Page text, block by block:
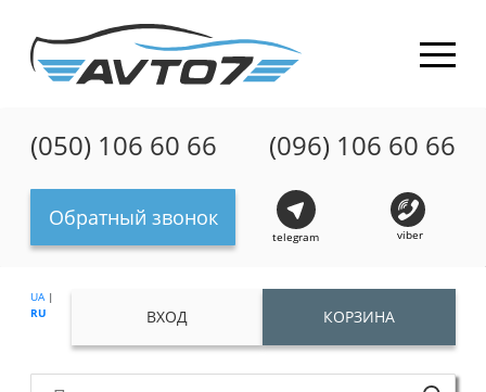
(050) 106 60 66 (096) 106 60 66
Обратный звонок
telegram viber
UA|
RU
ВХОД КОРЗИНА